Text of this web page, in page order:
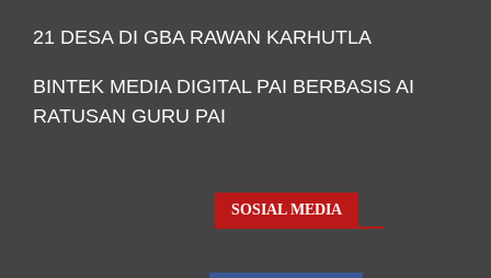
21 DESA DI GBA RAWAN KARHUTLA
BINTEK MEDIA DIGITAL PAI BERBASIS AI
RATUSAN GURU PAI
SOSIAL MEDIA